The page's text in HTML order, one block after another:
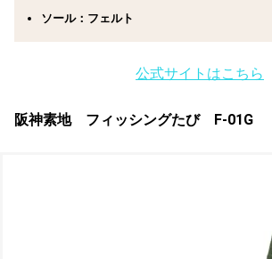
ソール：フェルト
公式サイトはこちら
阪神素地 フィッシングたび F-01G